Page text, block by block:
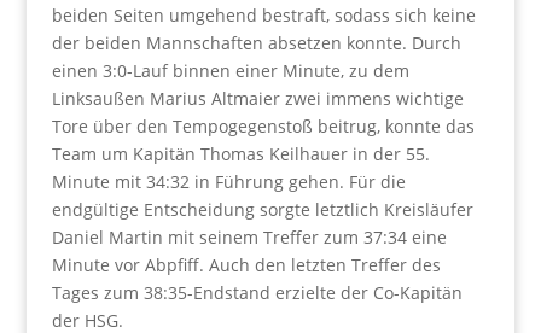
beiden Seiten umgehend bestraft, sodass sich keine
der beiden Mannschaften absetzen konnte. Durch
einen 3:0-Lauf binnen einer Minute, zu dem
Linksaußen Marius Altmaier zwei immens wichtige
Tore über den Tempogegenstoß beitrug, konnte das
Team um Kapitän Thomas Keilhauer in der 55.
Minute mit 34:32 in Führung gehen. Für die
endgültige Entscheidung sorgte letztlich Kreisläufer
Daniel Martin mit seinem Treffer zum 37:34 eine
Minute vor Abpfiff. Auch den letzten Treffer des
Tages zum 38:35-Endstand erzielte der Co-Kapitän
der HSG.